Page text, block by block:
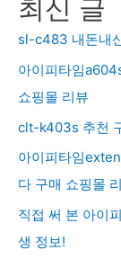
최신 글
sl-c483 내돈내
아이피타임
쇼핑몰 리뷰
clt-k403s 추천
아이피타임
다 구매 쇼핑몰
직접 써 본 아이
생 정보!